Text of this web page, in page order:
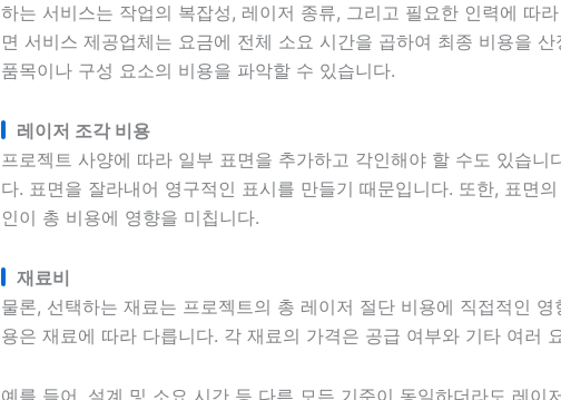
하는 서비스는 작업의 복잡성, 레이저 종류, 그리고 필요한 인력에 따
면 서비스 제공업체는 요금에 전체 소요 시간을 곱하여 최종 비용을
품목이나 구성 요소의 비용을 파악할 수 있습니다.
레이저 조각 비용
프로젝트 사양에 따라 일부 표면을 추가하고 각인해야 할 수도 있습니
다. 표면을 잘라내어 영구적인 표시를 만들기 때문입니다. 또한, 표면
인이 총 비용에 영향을 미칩니다.
재료비
물론, 선택하는 재료는 프로젝트의 총 레이저 절단 비용에 직접적인
용은 재료에 따라 다릅니다. 각 재료의 가격은 공급 여부와 기타 여러